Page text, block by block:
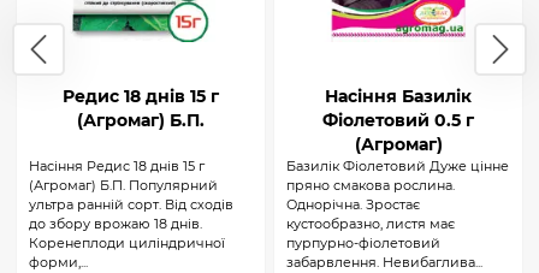
Редис 18 днів 15 г
(Агромаг) Б.П.
Насіння Редис 18 днів 15 г
(Агромаг) Б.П. Популярний
ультра ранній сорт. Від сходів
до збору врожаю 18 днів.
Коренеплоди циліндричної
форми,...
Насіння Базилік
Фіолетовий 0.5 г
(Агромаг)
Базилік Фіолетовий Дуже цінне
пряно смакова рослина.
Однорічна. Зростає
кустообразно, листя має
пурпурно-фіолетовий
забарвлення. Невибаглива...